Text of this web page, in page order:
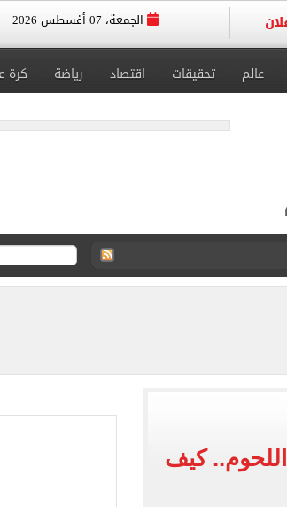
الجمعة، 07 أغسطس 2026
عالم تحقيقات اقتصاد رياضة كرة
كرة اليد
كيف